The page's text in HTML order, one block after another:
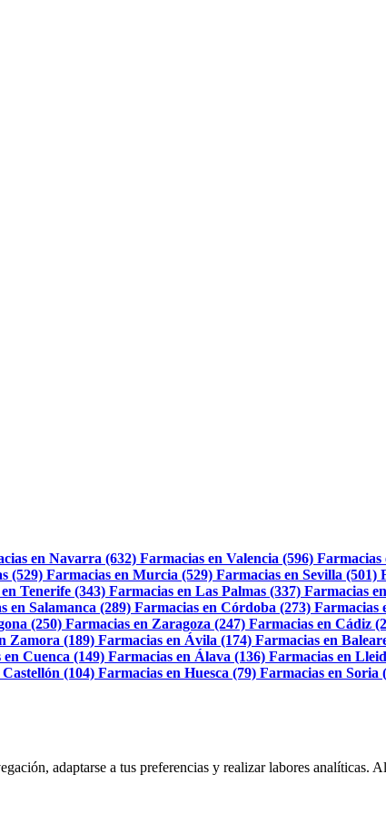
en Navarra (632) Farmacias en Valencia (596) Farmacias
(529) Farmacias en Murcia (529) Farmacias en Sevilla (501)
Tenerife (343) Farmacias en Las Palmas (337) Farmacias
en Salamanca (289) Farmacias en Córdoba (273) Farmacias
(250) Farmacias en Zaragoza (247) Farmacias en Cádiz
Zamora (189) Farmacias en Ávila (174) Farmacias en
Cuenca (149) Farmacias en Álava (136) Farmacias en
(104) Farmacias en Huesca (79) Farmacias en Soria
adaptarse a tus preferencias y realizar labores analíticas.